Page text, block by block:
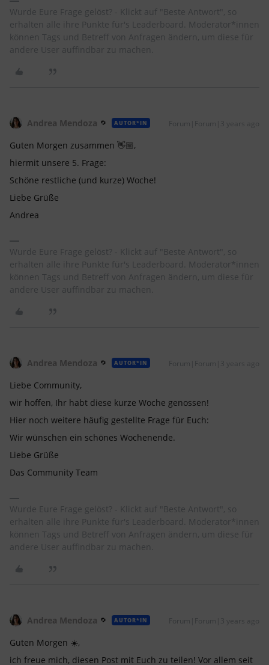
Wurde Eure Frage gelöst? - Klickt auf "Beste Antwort", so
erhalten alle ihre Punkte für's Leaderboard. Moderator*innen
können Tags und Betreff von Anfragen ändern, um diese für
andere User auffindbar zu machen.
Andrea Mendoza AUTOR*IN Forum|Forum|3 years ago
Guten Morgen zusammen 👋🏼,
hiermit unsere 5. Frage:
Schöne restliche (und kurze) Woche!
Liebe Grüße
Andrea
Wurde Eure Frage gelöst? - Klickt auf "Beste Antwort", so
erhalten alle ihre Punkte für's Leaderboard. Moderator*innen
können Tags und Betreff von Anfragen ändern, um diese für
andere User auffindbar zu machen.
Andrea Mendoza AUTOR*IN Forum|Forum|3 years ago
Liebe Community,
wir hoffen, Ihr habt diese kurze Woche genossen!
Hier noch weitere häufig gestellte Frage für Euch:
Wir wünschen ein schönes Wochenende.
Liebe Grüße
Das Community Team
Wurde Eure Frage gelöst? - Klickt auf "Beste Antwort", so
erhalten alle ihre Punkte für's Leaderboard. Moderator*innen
können Tags und Betreff von Anfragen ändern, um diese für
andere User auffindbar zu machen.
Andrea Mendoza AUTOR*IN Forum|Forum|3 years ago
Guten Morgen ☀️,
ich freue mich, diesen Post mit Euch zu teilen! Vor allem seit